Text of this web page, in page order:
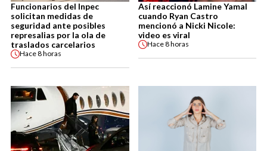
Funcionarios del Inpec
solicitan medidas de
seguridad ante posibles
represalias por la ola de
traslados carcelarios
Hace8 horas
Así reaccionó Lamine Yamal
cuando Ryan Castro
mencionó a Nicki Nicole:
video es viral
Hace8 horas